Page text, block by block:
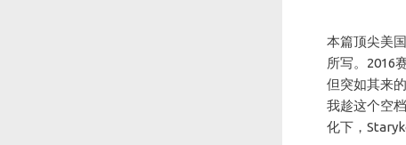
本篇顶尖美
所写。2016
但突如其来
我趁这个空
化下，